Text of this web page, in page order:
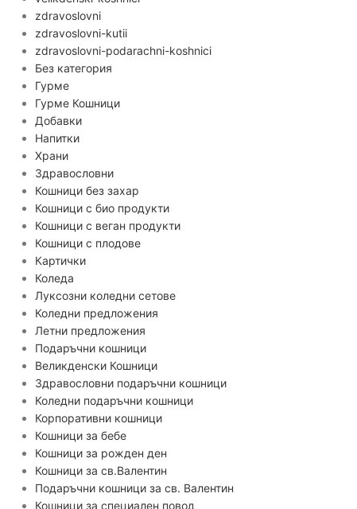
zdravoslovni
zdravoslovni-kutii
zdravoslovni-podarachni-koshnici
Без категория
Гурме
Гурме Кошници
Добавки
Напитки
Храни
Здравословни
Кошници без захар
Кошници с био продукти
Кошници с веган продукти
Кошници с плодове
Картички
Коледа
Луксозни коледни сетове
Коледни предложения
Летни предлoжения
Подаръчни кошници
Великденски Кошници
Здравословни подаръчни кошници
Коледни подаръчни кошници
Корпоративни кошници
Кошници за бебе
Кошници за рожден ден
Кошници за св.Валентин
Подаръчни кошници за св. Валентин
Кошници за специален повод